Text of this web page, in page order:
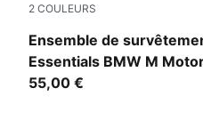
2 COULEURS
Ensemble de
Essentials BMW M
Puma Black
55,00 €